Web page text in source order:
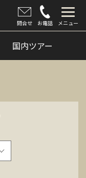
問合せ お電話 メニュー
国内ツアー